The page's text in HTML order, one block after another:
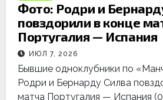
Фото: Родри и
повздорили в конце
Португалия — Испания
ИЮЛ 7, 2026
Бывшие одноклубники по
Родри и Бернарду Силва
матча Португалия — Испания